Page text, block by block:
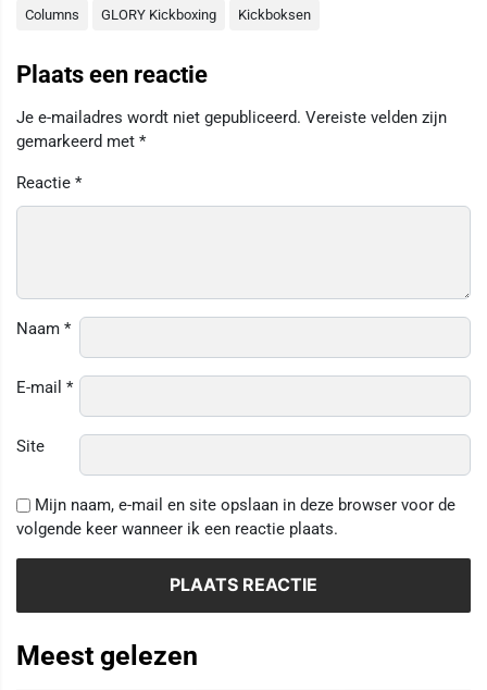
Columns GLORY Kickboxing Kickboksen
Plaats een reactie
Je e-mailadres wordt niet gepubliceerd. Vereiste velden zijn
gemarkeerd met *
Reactie *
Naam *
E-mail *
Site
Mijn naam, e-mail en site opslaan in deze browser voor de
volgende keer wanneer ik een reactie plaats.
Meest gelezen